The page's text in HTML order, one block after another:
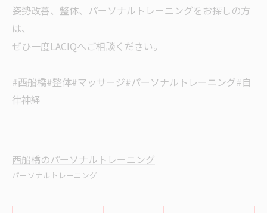
姿勢改善、整体、パーソナルトレーニングをお探しの方
は、
ぜひ一度LACIQへご相談ください。
#西船橋#整体#マッサージ#パーソナルトレーニング#自
律神経
西船橋のパーソナルトレーニング
パーソナルトレーニング